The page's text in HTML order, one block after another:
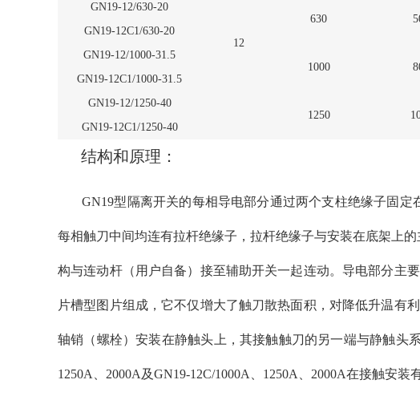
12
GN19-12/630-20
GN19-12C1/630-20
630
GN19-12/1000-31.5
GN19-12C1/1000-31.5
1000
GN19-12/1250-40
GN19-12C1/1250-40
1250
结构和原理：
GN19型隔离开关的每相导电部分通过两个支柱绝缘子固定
每相触刀中间均连有拉杆绝缘子，拉杆绝缘子与安装在底架上
构与连动杆（用户自备）接至辅助开关一起连动。导电部分主
片槽型图片组成，它不仅增大了触刀散热面积，对降低升温有
轴销（螺栓）安装在静触头上，其接触触刀的另一端与静触头
1250A、2000A及GN19-12C/1000A、1250A、2000A在接触安